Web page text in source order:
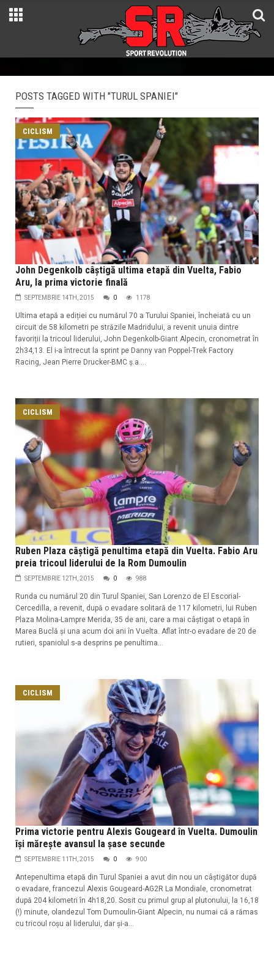
POSTS TAGGED WITH "TURUL SPANIEI"
CICLISM
John Degenkolb câștigă ultima etapă din Vuelta, Fabio
Aru, la prima victorie finală
SEPTEMBRIE 14TH, 2015 0 1178
Ultima etapă a ediției cu numărul 70 a Turului Spaniei, încheiată cu un
circuit de 58 kilometri pe străzile Madridului, a revenit unuia dintre
favoriții la tricoul liderului, John Degenkolb-Giant Alpecin, cronometrat în
2h34,13. El i-a întrecut la sprint pe Danny van Poppel-Trek Factory
Racing, Jean Pierre Drucker-BMC ș.a....
CICLISM
Ruben Plaza câștigă penultima etapă din Vuelta. Fabio Aru
preia tricoul liderului de la Rom Dumoulin
SEPTEMBRIE 12TH, 2015 0 988
Runda cu numărul 20 din Turul Spaniei, San Lorenzo de El Escorial-
Cercedilla, a revenit, după o evadare solitară de 117 kilometri, lui Ruben
Plaza Molina-Lampre Merida, 35 de ani, care a mai câștigat o etapă în
Marea Buclă și una acum doi ani în Vuelta. Aflat într-o evadare de 20 de
rutieri, spaniolul s-a desprins pe penultima...
CICLISM
Prima victorie pentru Alexis Gougeard în Vuelta. Dumoulin
își mărește avansul la șase secunde
SEPTEMBRIE 11TH, 2015 0 900
Antepenultima etapă din Turul Spaniei a avut din nou un câștigător după
o evadare, francezul Alexis Gougeard-AG2R La Mondiale, cronometrat
după 204 kilometri în 4h18,20. Sosit cu primul grup al plutonului, la 16,18
(!) minute, olandezul Tom Dumoulin-Giant Alpecin, nu numai că a rămas
cu tricoul roșu al liderului, dar și-a...